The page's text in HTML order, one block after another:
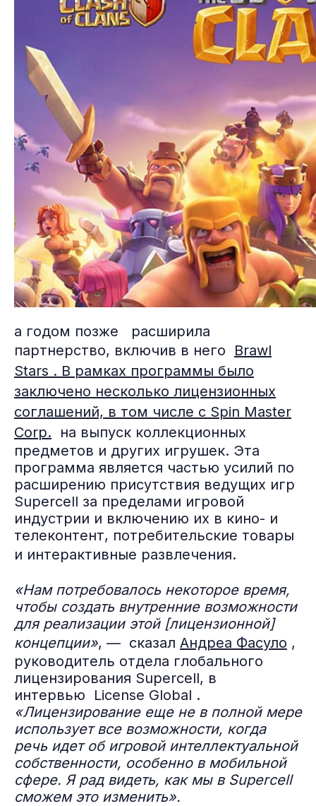
а годом позже расширила
партнерство, включив в него Brawl
Stars . В рамках программы было
заключено несколько лицензионных
соглашений, в том числе с Spin Master
Corp. на выпуск коллекционных
предметов и других игрушек. Эта
программа является частью усилий по
расширению присутствия ведущих игр
Supercell за пределами игровой
индустрии и включению их в кино- и
телеконтент, потребительские товары
и интерактивные развлечения.
«Нам потребовалось некоторое время,
чтобы создать внутренние возможности
для реализации этой [лицензионной]
концепции», — сказал Андреа Фасуло ,
руководитель отдела глобального
лицензирования Supercell, в
интервью License Global .
«Лицензирование еще не в полной мере
использует все возможности, когда
речь идет об игровой интеллектуальной
собственности, особенно в мобильной
сфере. Я рад видеть, как мы в Supercell
сможем это изменить».